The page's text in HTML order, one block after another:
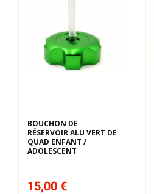
BOUCHON DE
RÉSERVOIR ALU VERT DE
QUAD ENFANT /
ADOLESCENT
15,00 €